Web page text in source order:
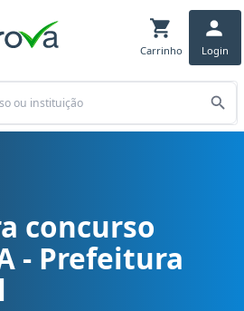
Carrinho Login
MA - Prefeitura Municipal cargo
concurso
- Prefeitura